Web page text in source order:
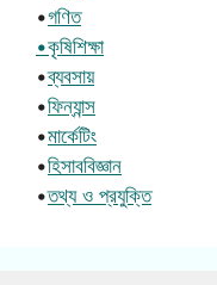
•গণিত
•কৃষিশিক্ষা
•ব্যবসায়
•ফিন্যান্স
•মার্কেটিং
•হিসাববিজ্ঞান
•তথ্য ও প্রযুক্তি